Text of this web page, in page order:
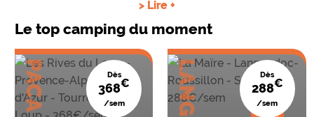
> Lire +
Le top camping du moment
PACA Dès
368€
/sem
Dès
288€
/sem